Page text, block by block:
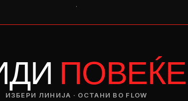
.
ПОВЕЌЕ
ИЗБЕРИ ЛИНИЈА · ОСТАНИ ВО FLOW
— ден